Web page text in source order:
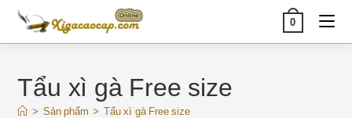
Skip
content
0
Tẩu xì gà Free size
> Sản phẩm > Tẩu xì gà Free size